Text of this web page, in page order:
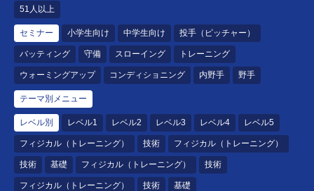
51人以上
セミナー 小学生向け 中学生向け 投手（ピッチャー）
バッティング 守備 スローイング トレーニング
ウォーミングアップ コンディショニング 内野手 野手
テーマ別メニュー
レベル別 レベル1 レベル2 レベル3 レベル4 レベル5
フィジカル（トレーニング） 技術 フィジカル（トレーニング）
技術 基礎 フィジカル（トレーニング） 技術
フィジカル（トレーニング） 技術 基礎